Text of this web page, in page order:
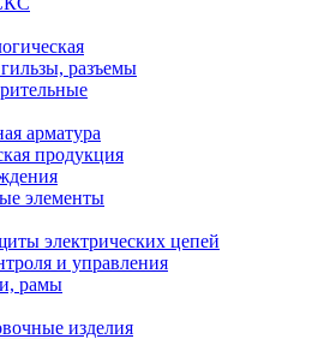
разъемы
арматура
продукция
элементы
электрических цепей
и управления
рамы
изделия